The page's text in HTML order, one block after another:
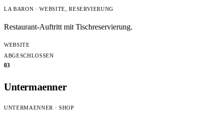
LA BARON · WEBSITE, RESERVIERUNG
Restaurant-Auftritt mit Tischreservierung.
WEBSITE
ABGESCHLOSSEN
03
Untermaenner
UNTERMAENNER · SHOP